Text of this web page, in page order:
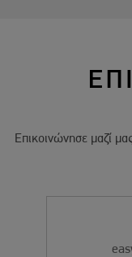
Επικοινώνησε μαζί